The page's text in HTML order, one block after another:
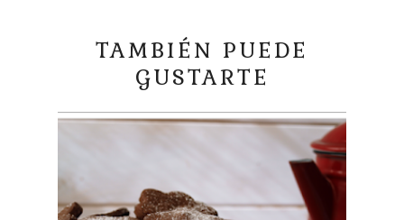
TAMBIÉN PUEDE
GUSTARTE